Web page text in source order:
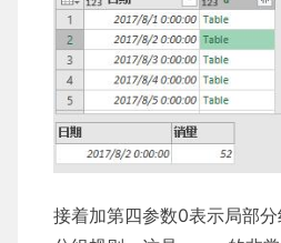
接着加第四参数0表示局部